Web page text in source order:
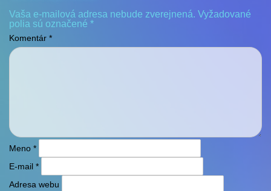
Vaša e-mailová adresa nebude zverejnená. Vyžadované
polia sú označené *
Komentár *
Meno *
E-mail *
Adresa webu